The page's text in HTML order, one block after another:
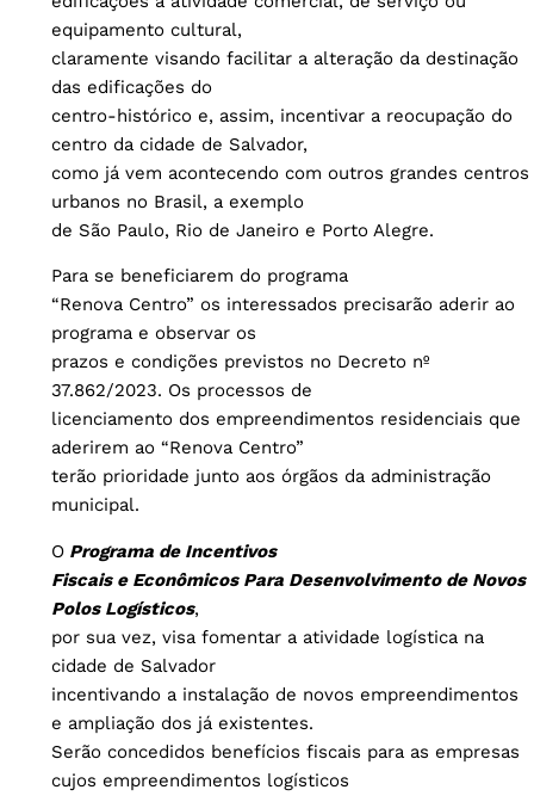
equipamento cultural,
claramente visando facilitar a alteração da destinação
das edificações do
centro-histórico e, assim, incentivar a reocupação do
centro da cidade de Salvador,
como já vem acontecendo com outros grandes centros
urbanos no Brasil, a exemplo
de São Paulo, Rio de Janeiro e Porto Alegre.
Para se beneficiarem do programa
“Renova Centro” os interessados precisarão aderir ao
programa e observar os
prazos e condições previstos no Decreto nº
37.862/2023. Os processos de
licenciamento dos empreendimentos residenciais que
aderirem ao “Renova Centro”
terão prioridade junto aos órgãos da administração
municipal.
OPrograma de Incentivos
Fiscais e Econômicos Para Desenvolvimento de Novos
Polos Logísticos,
por sua vez, visa fomentar a atividade logística na
cidade de Salvador
incentivando a instalação de novos empreendimentos
e ampliação dos já existentes.
Serão concedidos benefícios fiscais para as empresas
cujos empreendimentos logísticos